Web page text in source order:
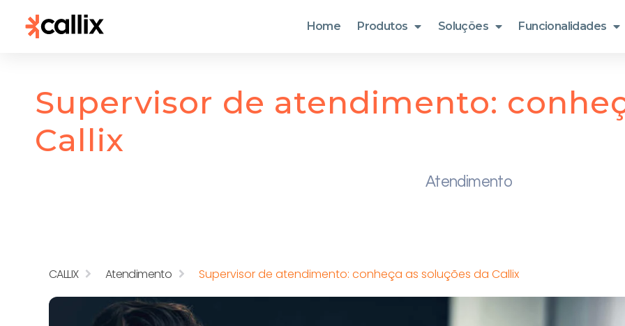
Home Produtos Soluções Funcionalidades
Supervisor de atendimento:
Callix
Atendimento
CALLIX Atendimento Supervisor de atendimento: conheça as soluções da Callix